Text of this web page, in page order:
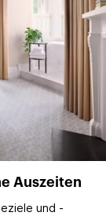
Auszeiten
und -